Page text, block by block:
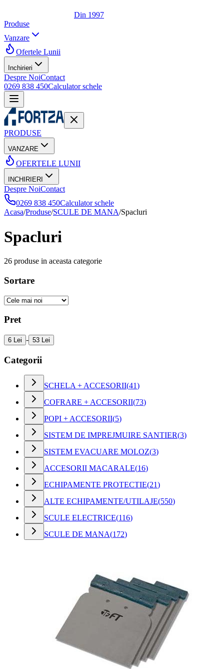
Din 1997
Produse
Vanzare
Ofertele Lunii
Inchirieri
Despre NoiContact
0269 838 450Calculator schele
PRODUSE
VANZARE
OFERTELE LUNII
INCHIRIERI
Despre NoiContact
0269 838 450Calculator schele
Acasa/Produse/SCULE DE MANA/Spacluri
Spacluri
26 produse in aceasta categorie
Sortare
Pret
6 Lei - 53 Lei
Categorii
SCHELA + ACCESORII(41)
COFRARE + ACCESORII(73)
POPI + ACCESORII(5)
SISTEM DE IMPREJMUIRE SANTIER(3)
SISTEM EVACUARE MOLOZ(3)
ACCESORII MACARALE(16)
ECHIPAMENTE PROTECTIE(21)
ALTE ECHIPAMENTE/UTILAJE(550)
SCULE ELECTRICE(116)
SCULE DE MANA(172)